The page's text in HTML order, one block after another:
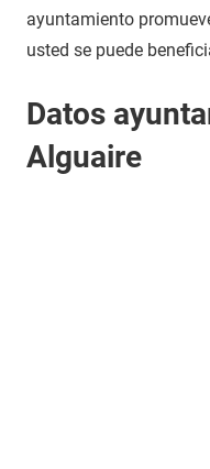
ayuntamiento
usted se puede
Datos
Alguaire